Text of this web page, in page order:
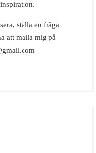
ställa en fråga
att maila mig på